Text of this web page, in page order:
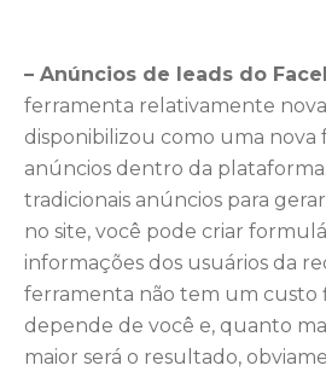
– Anúncios de leads do
ferramenta relativamente
disponibilizou como uma nova
anúncios dentro da
tradicionais anúncios para
no site, você pode criar
informações dos usuários da
ferramenta não tem um custo
depende de você e, quanto
maior será o resultado,